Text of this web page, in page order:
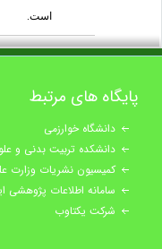
است.
پایگاه های مرتبط
دانشگاه خوارزمی
دانشکده تربیت بدنی و
کمیسیون نشریات وزارت
سامانه اطلاعات پژوهشی
شرکت یکتاوب